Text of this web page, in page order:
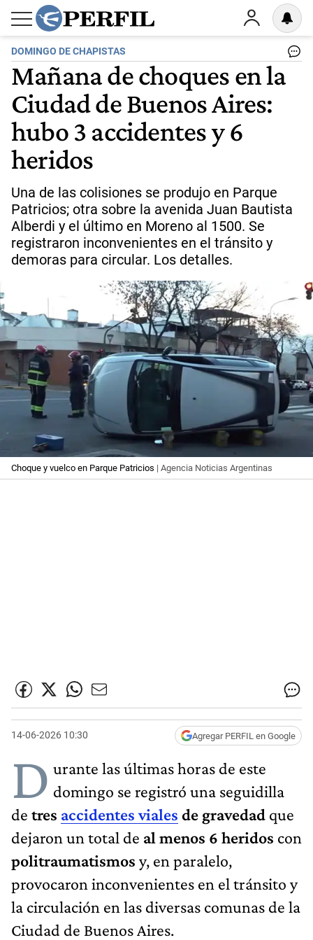
DOMINGO DE CHAPISTAS
Mañana de choques en la
Ciudad de Buenos Aires:
hubo 3 accidentes y 6
heridos
Una de las colisiones se produjo en Parque
Patricios; otra sobre la avenida Juan Bautista
Alberdi y el último en Moreno al 1500. Se
registraron inconvenientes en el tránsito y
demoras para circular. Los detalles.
Choque y vuelco en Parque Patricios | Agencia Noticias Argentinas
14-06-2026 10:30 Agregar PERFIL en Google
D urante las últimas horas de este
domingo se registró una seguidilla
de tres accidentes viales de gravedad que
dejaron un total de al menos 6 heridos con
politraumatismos y, en paralelo,
provocaron inconvenientes en el tránsito y
la circulación en las diversas comunas de la
Ciudad de Buenos Aires.